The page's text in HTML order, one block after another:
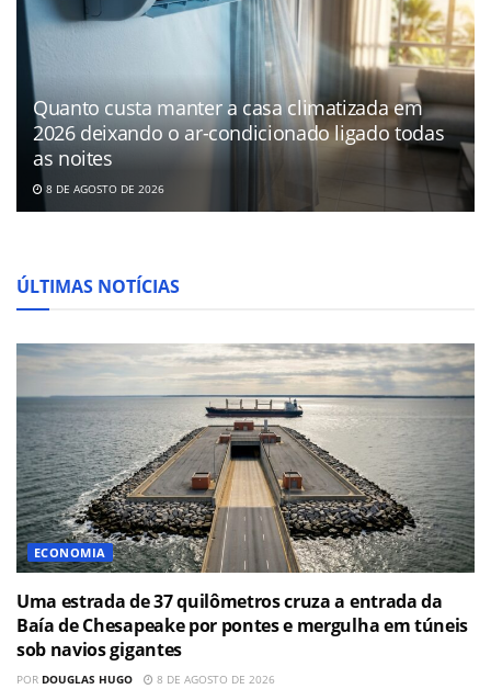
Quanto custa manter a casa climatizada em
2026 deixando o ar-condicionado ligado todas
as noites
8 DE AGOSTO DE 2026
ÚLTIMAS NOTÍCIAS
ECONOMIA
Uma estrada de 37 quilômetros cruza a entrada da
Baía de Chesapeake por pontes e mergulha em túneis
sob navios gigantes
POR DOUGLAS HUGO 8 DE AGOSTO DE 2026